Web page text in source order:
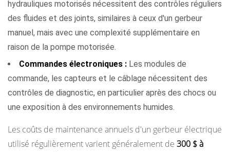
hydrauliques motorisés nécessitent des contrôles réguliers
des fluides et des joints, similaires à ceux d'un gerbeur
manuel, mais avec une complexité supplémentaire en
raison de la pompe motorisée.
Commandes électroniques : Les modules de
commande, les capteurs et le câblage nécessitent des
contrôles de diagnostic, en particulier après des chocs ou
une exposition à des environnements humides.
Les coûts de maintenance annuels d'un gerbeur électrique
utilisé régulièrement varient généralement de 300 $ à